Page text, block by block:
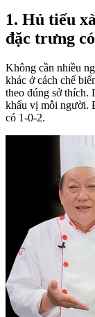
1. Hủ tiếu
đặc trưng
Không cần nhiều
khác ở cách chế
theo đúng sở thích.
khẩu vị mỗi người.
có 1-0-2.